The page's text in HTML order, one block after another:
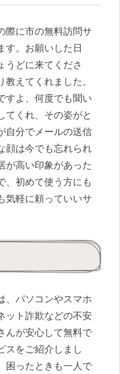
際に市の無料訪問サ
す。お願いした日
うどに来てくださ
教えてくれました。
すよ、何度でも聞い
てくれ、その姿がと
自分でメールの送信
顔は今でも忘れられ
が高い印象があった
、初めて使う方にも
気軽に頼っていいサ
、パソコンやスマホ
ット詐欺などの不安
んが安心して無料で
スをご紹介しまし
困ったときも一人で